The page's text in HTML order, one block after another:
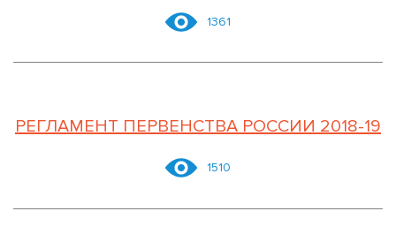
1361
РЕГЛАМЕНТ ПЕРВЕНСТВА РОССИИ 2018-19
1510